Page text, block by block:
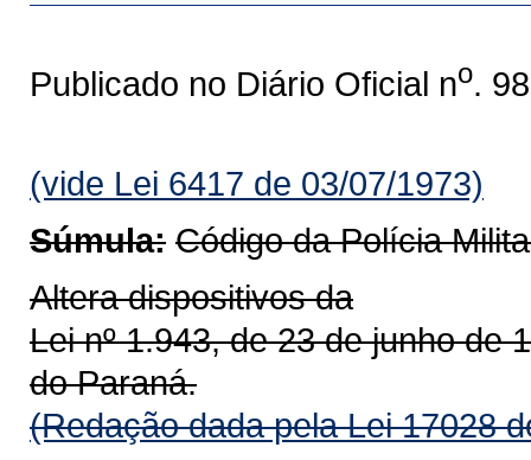
Publicado no Diário Oficial no.
(vide Lei 6417 de 03/07/1973)
Súmula: Código da Polícia
Altera dispositivos da
Lei nº 1.943, de 23 de junho de
do Paraná.
(Redação dada pela Lei 17028